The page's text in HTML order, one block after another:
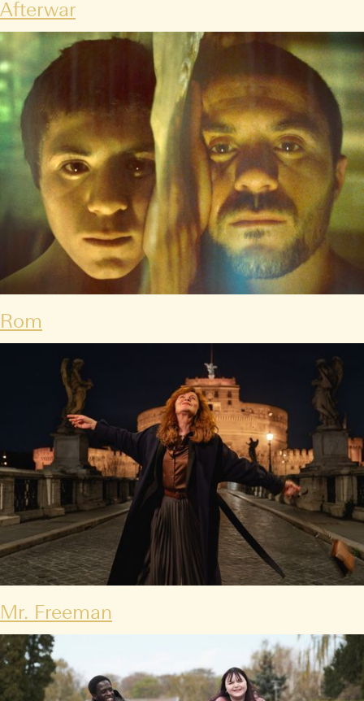
Afterwar
Rom
Mr. Freeman